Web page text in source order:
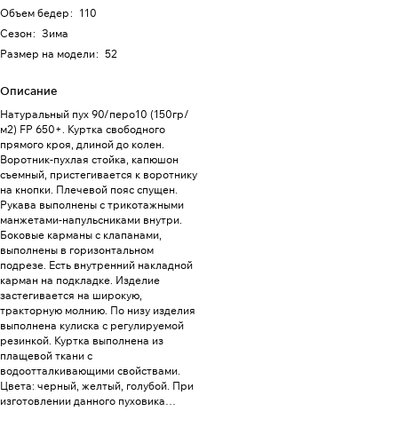
Объем бедер: 110
Сезон: Зима
Размер на модели: 52
Описание
Натуральный пух 90/перо10 (150гр/
м2) FP 650+. Куртка свободного
прямого кроя, длиной до колен.
Воротник-пухлая стойка, капюшон
съемный, пристегивается к воротнику
на кнопки. Плечевой пояс спущен.
Рукава выполнены с трикотажными
манжетами-напульсниками внутри.
Боковые карманы с клапанами,
выполнены в горизонтальном
подрезе. Есть внутренний накладной
карман на подкладке. Изделие
застегивается на широкую,
тракторную молнию. По низу изделия
выполнена кулиска с регулируемой
резинкой. Куртка выполнена из
плащевой ткани с
водоотталкивающими свойствами.
Цвета: черный, желтый, голубой. При
изготовлении данного пуховика